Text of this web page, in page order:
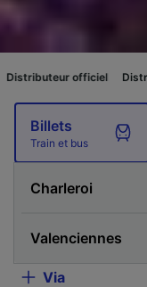
Distributeur officiel
Billets
Train et bus
Via